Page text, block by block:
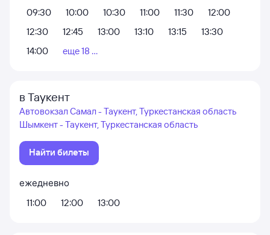
09:30 10:00 10:30 11:00 11:30
12:00
12:30
12:45 13:00 13:10 13:15
13:30
14:00
еще 18 ...
в Таукент
Автовокзал Самал - Таукент, Туркестанская область
Шымкент - Таукент, Туркестанская область
Найти билеты
ежедневно
11:00
12:00 13:00